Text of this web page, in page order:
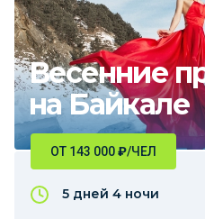
Весенние
на Байкале
ОТ 143 000₽/ЧЕЛ
5 дней 4 ночи